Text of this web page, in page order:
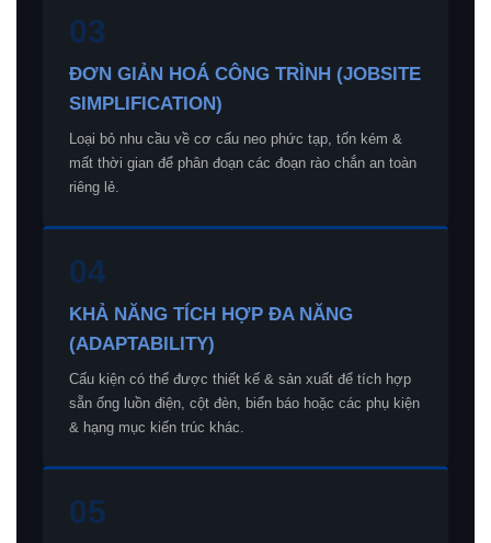
03
ĐƠN GIẢN HOÁ CÔNG TRÌNH (JOBSITE
SIMPLIFICATION)
Loại bỏ nhu cầu về cơ cấu neo phức tạp, tốn kém &
mất thời gian để phân đoạn các đoạn rào chắn an toàn
riêng lẻ.
04
KHẢ NĂNG TÍCH HỢP ĐA NĂNG
(ADAPTABILITY)
Cấu kiện có thể được thiết kế & sản xuất để tích hợp
sẵn ống luồn điện, cột đèn, biển báo hoặc các phụ kiện
& hạng mục kiến trúc khác.
05